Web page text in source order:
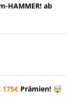
HAMMER! ab
175€ Prämien! 🤯